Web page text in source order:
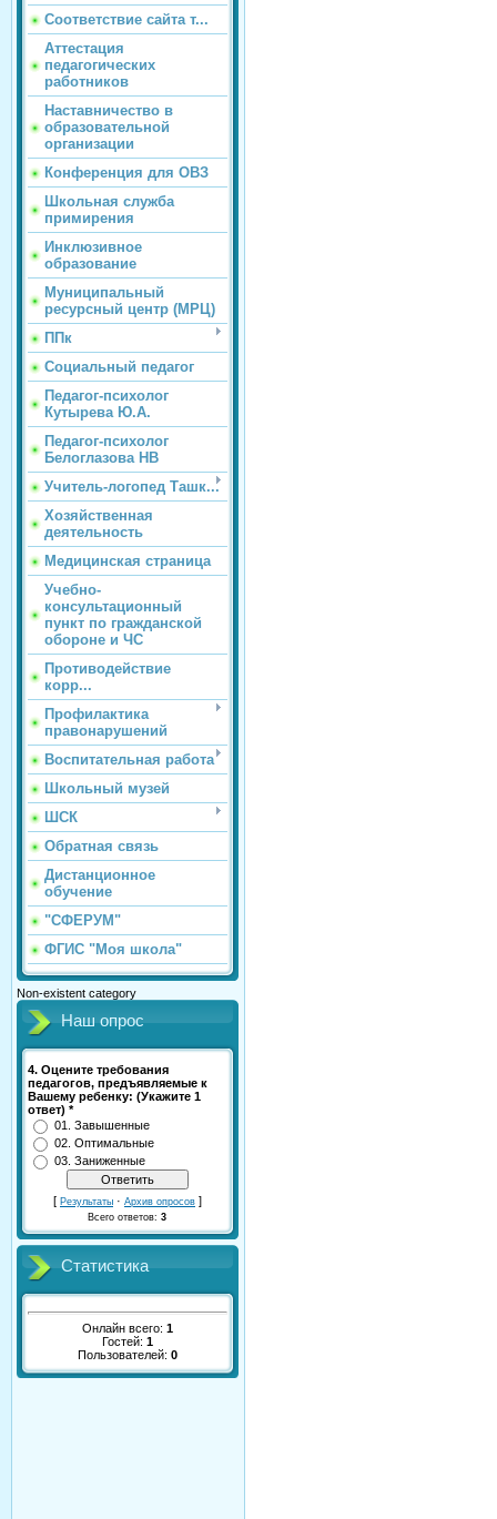
Соответствие сайта т...
Аттестация
педагогических
работников
Наставничество в
образовательной
организации
Конференция для ОВЗ
Школьная служба
примирения
Инклюзивное
образование
Муниципальный
ресурсный центр (МРЦ)
ППк
Социальный педагог
Педагог-психолог
Кутырева Ю.А.
Педагог-психолог
Белоглазова НВ
Учитель-логопед Ташк...
Хозяйственная
деятельность
Медицинская страница
Учебно-
консультационный
пункт по гражданской
обороне и ЧС
Противодействие
корр...
Профилактика
правонарушений
Воспитательная работа
Школьный музей
ШСК
Обратная связь
Дистанционное
обучение
"СФЕРУМ"
ФГИС "Моя школа"
Non-existent category
Наш опрос
4. Оцените требования
педагогов, предъявляемые к
Вашему ребенку: (Укажите 1
ответ) *
01. Завышенные
02. Оптимальные
03. Заниженные
[ Результаты · Архив опросов ]
Всего ответов:3
Статистика
Онлайн всего: 1
Гостей: 1
Пользователей: 0